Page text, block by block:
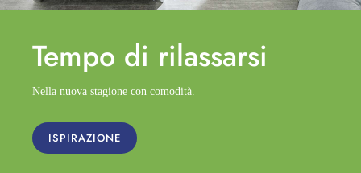
Tempo di rilassarsi
Nella nuova stagione con comodità.
ISPIRAZIONE